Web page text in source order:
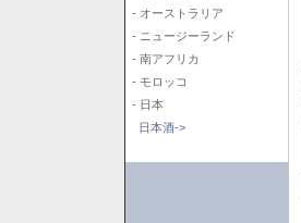
- オーストラリア
- ニュージーランド
- 南アフリカ
- モロッコ
- 日本
日本酒->